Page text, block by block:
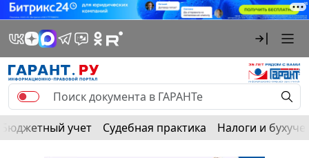
Бюджетный учет Судебная практика Налоги и